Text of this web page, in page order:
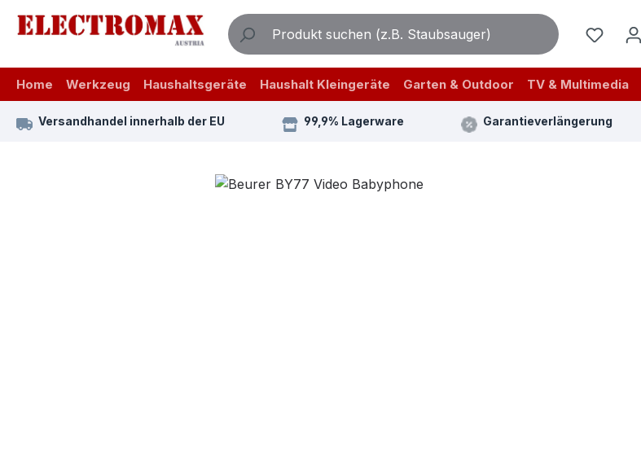
Hauptinhalt springen
Zur Suche springen
Zur Hauptnavigation springen
Home Werkzeug Haushaltsgeräte Haushalt Kleingeräte Garten & Outdoor TV & Multimedia
Versandhandel innerhalb der EU 99,9% Lagerware Garantieverlängerung